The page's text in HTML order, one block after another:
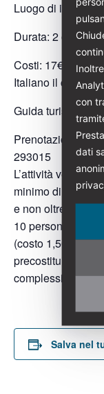
Luogo di
Durata: 2 ore
Costi: 17€ (Per i
Italiano il costo è
Guida turistica
Prenotazioni:
293015
L’attività verrà
minimo di 8
e non oltre 3
10 persone sarà
(costo 1,50€ a
precostituito di
complessivo è di
Salva nel
con
dati